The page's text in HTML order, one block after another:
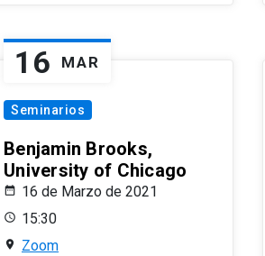
16 MAR
Seminarios
Benjamin Brooks,
University of Chicago
16 de Marzo de 2021
15:30
Zoom